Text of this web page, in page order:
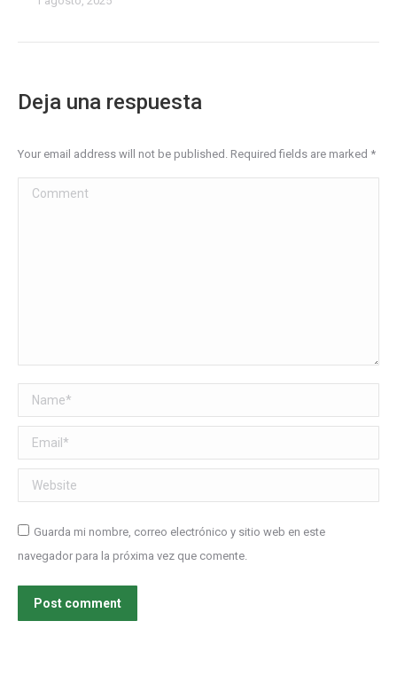
Deja una respuesta
Your email address will not be published. Required fields are marked *
Comment
Name *
Email *
Website
Guarda mi nombre, correo electrónico y sitio web en este
navegador para la próxima vez que comente.
Post comment